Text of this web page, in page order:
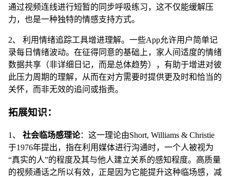
通过视频连线进行短暂的同步呼吸练习，这不仅能缓解压
力，也是一种独特的情感支持方式。
2、 利用情绪追踪工具增进理解。一些App允许用户简单记
录每日情绪波动。在征得同意的基础上，家人间适度的情绪
数据共享（非详细日记，而是总体趋势），有助于增进对彼
此压力周期的理解，从而在对方需要时提供更及时和恰当的
关怀，而非无效的追问或指责。
拓展知识：
1、 社会临场感理论：这一理论由Short, Williams & Christie
于1976年提出，指在利用媒体进行沟通时，一个人被视为
“真实的人”的程度及其与他人建立关系的感知程度。高质量
的视频通话之所以有效，正是因为它能提升这种临场感，减